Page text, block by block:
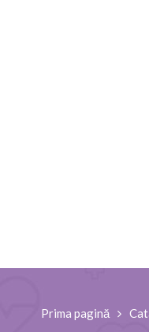
Prima pagină